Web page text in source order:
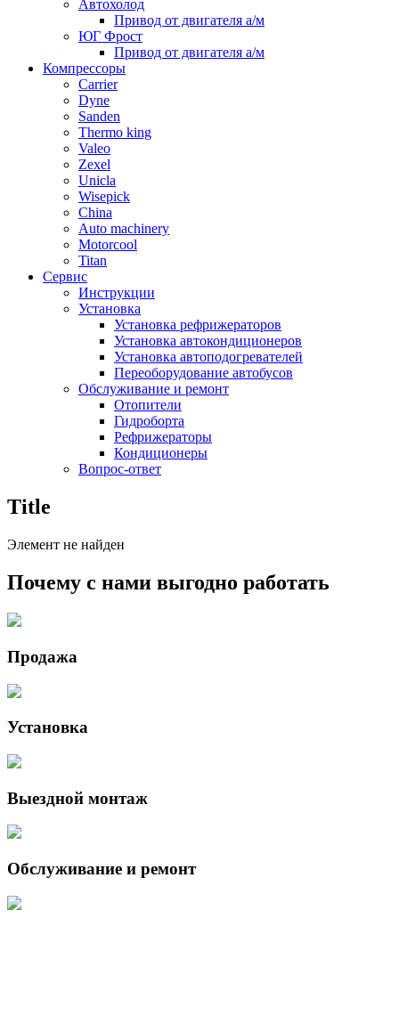
Автохолод
Привод от двигателя а/м
ЮГ Фрост
Привод от двигателя а/м
Компрессоры
Carrier
Dyne
Sanden
Thermo king
Valeo
Zexel
Unicla
Wisepick
China
Auto machinery
Motorcool
Titan
Сервис
Инструкции
Установка
Установка рефрижераторов
Установка автокондиционеров
Установка автоподогревателей
Переоборудование автобусов
Обслуживание и ремонт
Отопители
Гидроборта
Рефрижераторы
Кондиционеры
Вопрос-ответ
Title
Элемент не найден
Почему с нами выгодно работать
Продажа
Установка
Выездной монтаж
Обслуживание и ремонт